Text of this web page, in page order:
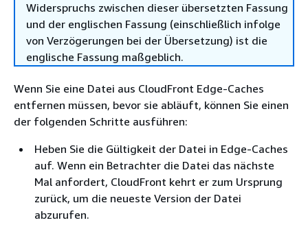
Widerspruchs zwischen dieser übersetzten Fassung
und der englischen Fassung (einschließlich infolge
von Verzögerungen bei der Übersetzung) ist die
englische Fassung maßgeblich.
Wenn Sie eine Datei aus CloudFront Edge-Caches
entfernen müssen, bevor sie abläuft, können Sie einen
der folgenden Schritte ausführen:
Heben Sie die Gültigkeit der Datei in Edge-Caches
auf. Wenn ein Betrachter die Datei das nächste
Mal anfordert, CloudFront kehrt er zum Ursprung
zurück, um die neueste Version der Datei
abzurufen.